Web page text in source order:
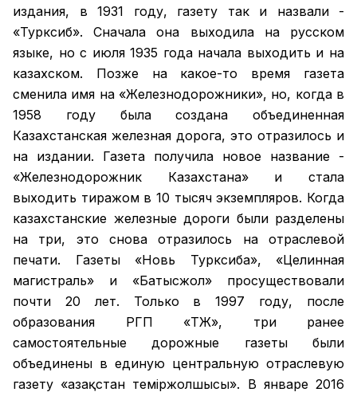
издания, в 1931 году, газету так и назвали -
«Турксиб». Сначала она выходила на русском
языке, но с июля 1935 года начала выходить и на
казахском. Позже на какое-то время газета
сменила имя на «Железнодорожники», но, когда в
1958 году была создана объединенная
Казахстанская железная дорога, это отразилось и
на издании. Газета получила новое название -
«Железнодорожник Казахстана» и стала
выходить тиражом в 10 тысяч экземпляров. Когда
казахстанские железные дороги были разделены
на три, это снова отразилось на отраслевой
печати. Газеты «Новь Турксиба», «Целинная
магистраль» и «Батысжол» просуществовали
почти 20 лет. Только в 1997 году, после
образования РГП «ҚТЖ», три ранее
самостоятельные дорожные газеты были
объединены в единую центральную отраслевую
газету «Қазақстан темiржолшысы». В январе 2016